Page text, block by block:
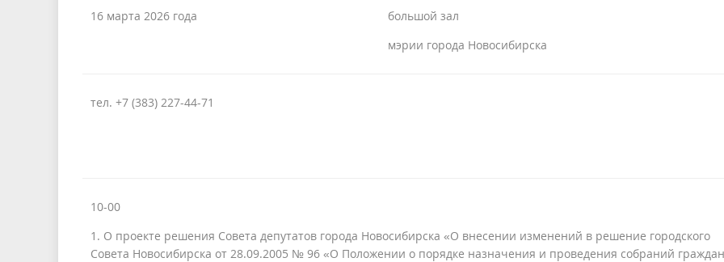
16 марта 2026 года
большой зал
мэрии города Новосибирска
тел. +7 (383) 227-44-71
10-00
1. О проекте решения Совета депутатов города Новосибирска «О внесении изменений в решение городского
Совета Новосибирска от 28.09.2005 № 96 «О Положении о порядке назначения и проведения собраний